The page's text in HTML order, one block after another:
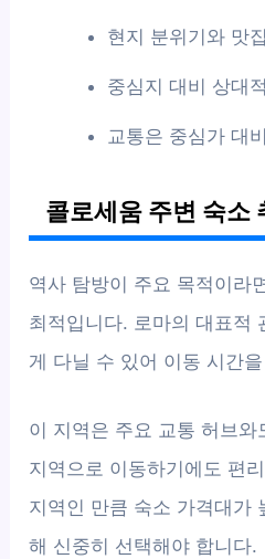
현지 분위기와 맛
중심지 대비 상대
교통은 중심가 대
콜로세움 주변 숙소
역사 탐방이 주요 목적이라
최적입니다. 로마의 대표적
게 다닐 수 있어 이동 시간
이 지역은 주요 교통 허브
지역으로 이동하기에도 편
지역인 만큼 숙소 가격대가
해 신중히 선택해야 합니다.